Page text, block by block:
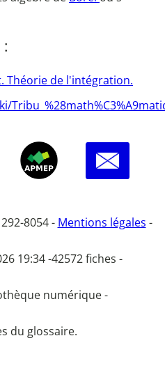
Théorie de l'intégration.
8054 - Mentions légales -
19:34 -42572 fiches -
numérique -
du glossaire.